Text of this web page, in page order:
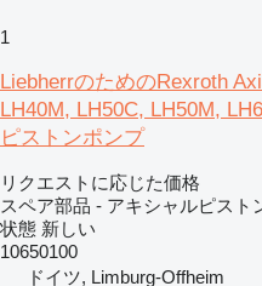
1
LiebherrのためのRexroth
LH40M, LH50C, LH50M,
ピストンポンプ
リクエストに応じた価格
スペア部品 - アキシャルピスト
状態 新しい
10650100
ドイツ, Limburg-Offheim